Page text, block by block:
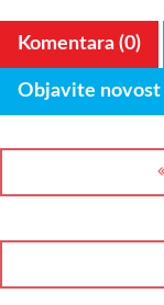
Komentara (0)
Objavite novost